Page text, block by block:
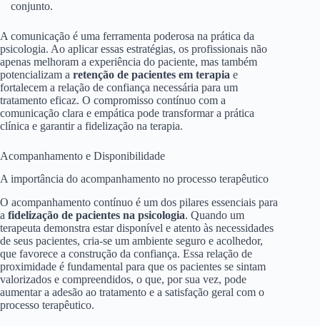
conjunto.
A comunicação é uma ferramenta poderosa na prática da
psicologia. Ao aplicar essas estratégias, os profissionais não
apenas melhoram a experiência do paciente, mas também
potencializam a retenção de pacientes em terapia e
fortalecem a relação de confiança necessária para um
tratamento eficaz. O compromisso contínuo com a
comunicação clara e empática pode transformar a prática
clínica e garantir a fidelização na terapia.
Acompanhamento e Disponibilidade
A importância do acompanhamento no processo terapêutico
O acompanhamento contínuo é um dos pilares essenciais para
a fidelização de pacientes na psicologia. Quando um
terapeuta demonstra estar disponível e atento às necessidades
de seus pacientes, cria-se um ambiente seguro e acolhedor,
que favorece a construção da confiança. Essa relação de
proximidade é fundamental para que os pacientes se sintam
valorizados e compreendidos, o que, por sua vez, pode
aumentar a adesão ao tratamento e a satisfação geral com o
processo terapêutico.